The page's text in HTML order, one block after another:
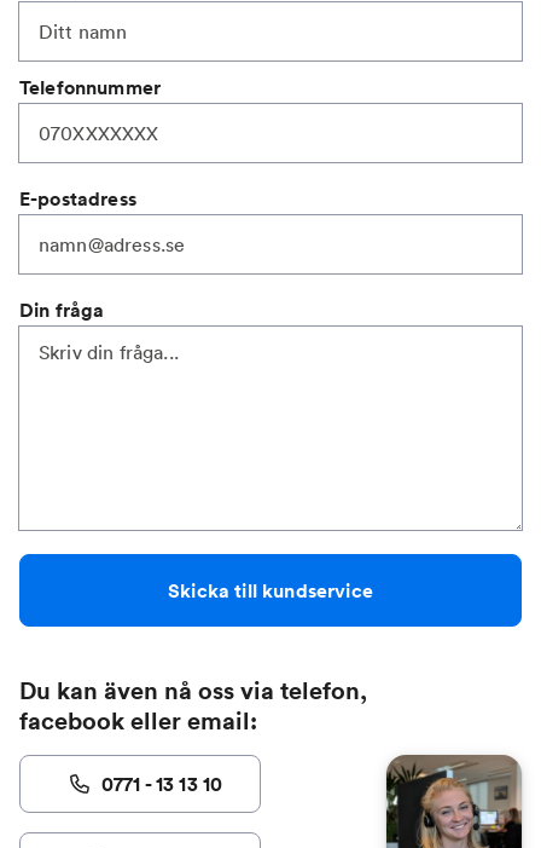
Telefonnummer
E-postadress
Din fråga
Skicka till kundservice
Du kan även nå oss via telefon,
facebook eller email:
0771 - 13 13 10